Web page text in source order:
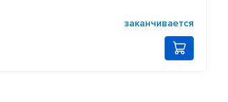
заканчивается